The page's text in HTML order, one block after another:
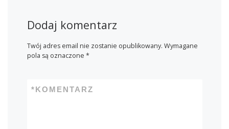
Dodaj komentarz
Twój adres email nie zostanie opublikowany. Wymagane
pola są oznaczone *
KOMENTARZ
*